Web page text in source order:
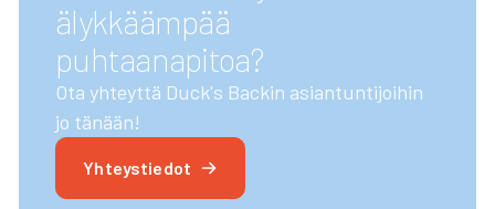
älykkäämpää
puhtaanapitoa?
Ota yhteyttä Duck's Backin asiantuntijoihin
jo tänään!
Yhteystiedot